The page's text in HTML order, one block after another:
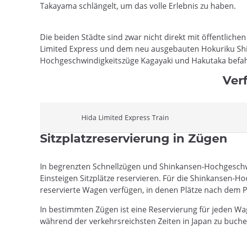
Takayama schlängelt, um das volle Erlebnis zu haben.
Die beiden Städte sind zwar nicht direkt mit
Limited Express und dem neu ausgebauten Hokuriku
Hochgeschwindigkeitszüge Kagayaki und Hakutaka
Hida Limited Express Train
Sitzplatzreservierung in Zügen
In begrenzten Schnellzügen und Shinkansen-
Einsteigen Sitzplätze reservieren. Für die Shinkansen-
reservierte Wagen verfügen, in denen Plätze nach dem
In bestimmten Zügen ist eine Reservierung für jeden
während der verkehrsreichsten Zeiten in Japan zu